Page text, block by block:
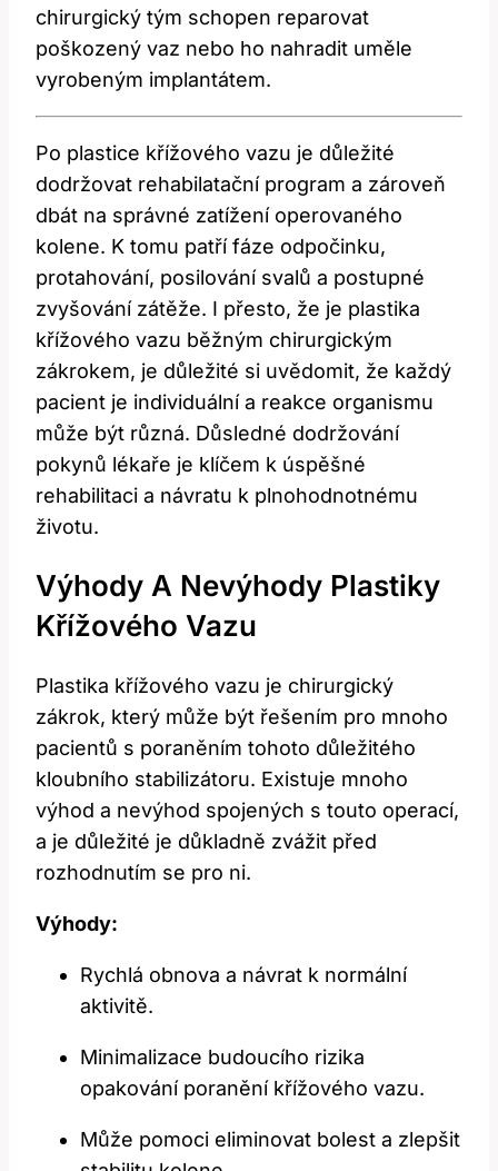
chirurgický tým schopen reparovat
poškozený vaz nebo ho nahradit uměle
vyrobeným implantátem.
Po plastice křížového vazu je důležité
dodržovat rehabilatační program a zároveň
dbát na správné zatížení operovaného
kolene. K tomu patří fáze odpočinku,
protahování, posilování svalů a postupné
zvyšování zátěže. I přesto, že je plastika
křížového vazu běžným chirurgickým
zákrokem, je důležité si uvědomit, že každý
pacient je individuální a reakce organismu
může být různá. Důsledné dodržování
pokynů lékaře je klíčem k úspěšné
rehabilitaci a návratu k plnohodnotnému
životu.
Výhody A Nevýhody Plastiky
Křížového Vazu
Plastika křížového vazu je chirurgický
zákrok, který může být řešením pro mnoho
pacientů s poraněním tohoto důležitého
kloubního stabilizátoru. Existuje mnoho
výhod a nevýhod spojených s touto operací,
a je důležité je důkladně zvážit před
rozhodnutím se pro ni.
Výhody:
Rychlá obnova a návrat k normální
aktivitě.
Minimalizace budoucího rizika
opakování poranění křížového vazu.
Může pomoci eliminovat bolest a zlepšit